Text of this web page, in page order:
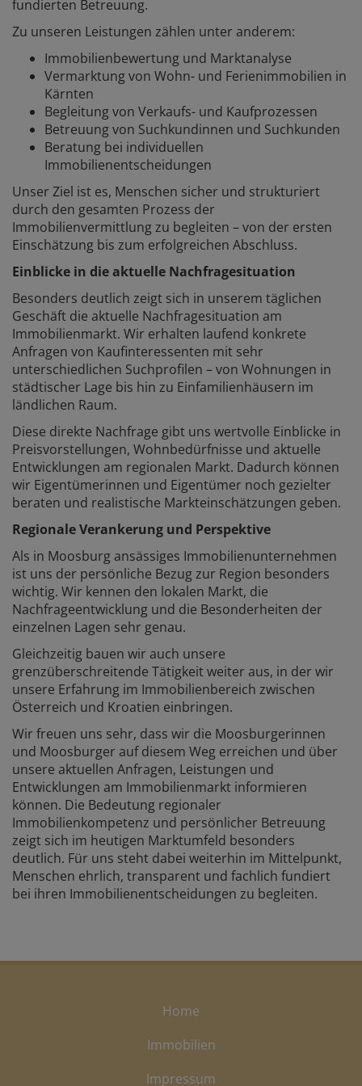
fundierten Betreuung.
Zu unseren Leistungen zählen unter anderem:
Immobilienbewertung und Marktanalyse
Vermarktung von Wohn- und Ferienimmobilien in
Kärnten
Begleitung von Verkaufs- und Kaufprozessen
Betreuung von Suchkundinnen und Suchkunden
Beratung bei individuellen
Immobilienentscheidungen
Unser Ziel ist es, Menschen sicher und strukturiert
durch den gesamten Prozess der
Immobilienvermittlung zu begleiten – von der ersten
Einschätzung bis zum erfolgreichen Abschluss.
Einblicke in die aktuelle Nachfragesituation
Besonders deutlich zeigt sich in unserem täglichen
Geschäft die aktuelle Nachfragesituation am
Immobilienmarkt. Wir erhalten laufend konkrete
Anfragen von Kaufinteressenten mit sehr
unterschiedlichen Suchprofilen – von Wohnungen in
städtischer Lage bis hin zu Einfamilienhäusern im
ländlichen Raum.
Diese direkte Nachfrage gibt uns wertvolle Einblicke in
Preisvorstellungen, Wohnbedürfnisse und aktuelle
Entwicklungen am regionalen Markt. Dadurch können
wir Eigentümerinnen und Eigentümer noch gezielter
beraten und realistische Markteinschätzungen geben.
Regionale Verankerung und Perspektive
Als in Moosburg ansässiges Immobilienunternehmen
ist uns der persönliche Bezug zur Region besonders
wichtig. Wir kennen den lokalen Markt, die
Nachfrageentwicklung und die Besonderheiten der
einzelnen Lagen sehr genau.
Gleichzeitig bauen wir auch unsere
grenzüberschreitende Tätigkeit weiter aus, in der wir
unsere Erfahrung im Immobilienbereich zwischen
Österreich und Kroatien einbringen.
Wir freuen uns sehr, dass wir die Moosburgerinnen
und Moosburger auf diesem Weg erreichen und über
unsere aktuellen Anfragen, Leistungen und
Entwicklungen am Immobilienmarkt informieren
können. Die Bedeutung regionaler
Immobilienkompetenz und persönlicher Betreuung
zeigt sich im heutigen Marktumfeld besonders
deutlich. Für uns steht dabei weiterhin im Mittelpunkt,
Menschen ehrlich, transparent und fachlich fundiert
bei ihren Immobilienentscheidungen zu begleiten.
Home
Immobilien
Impressum